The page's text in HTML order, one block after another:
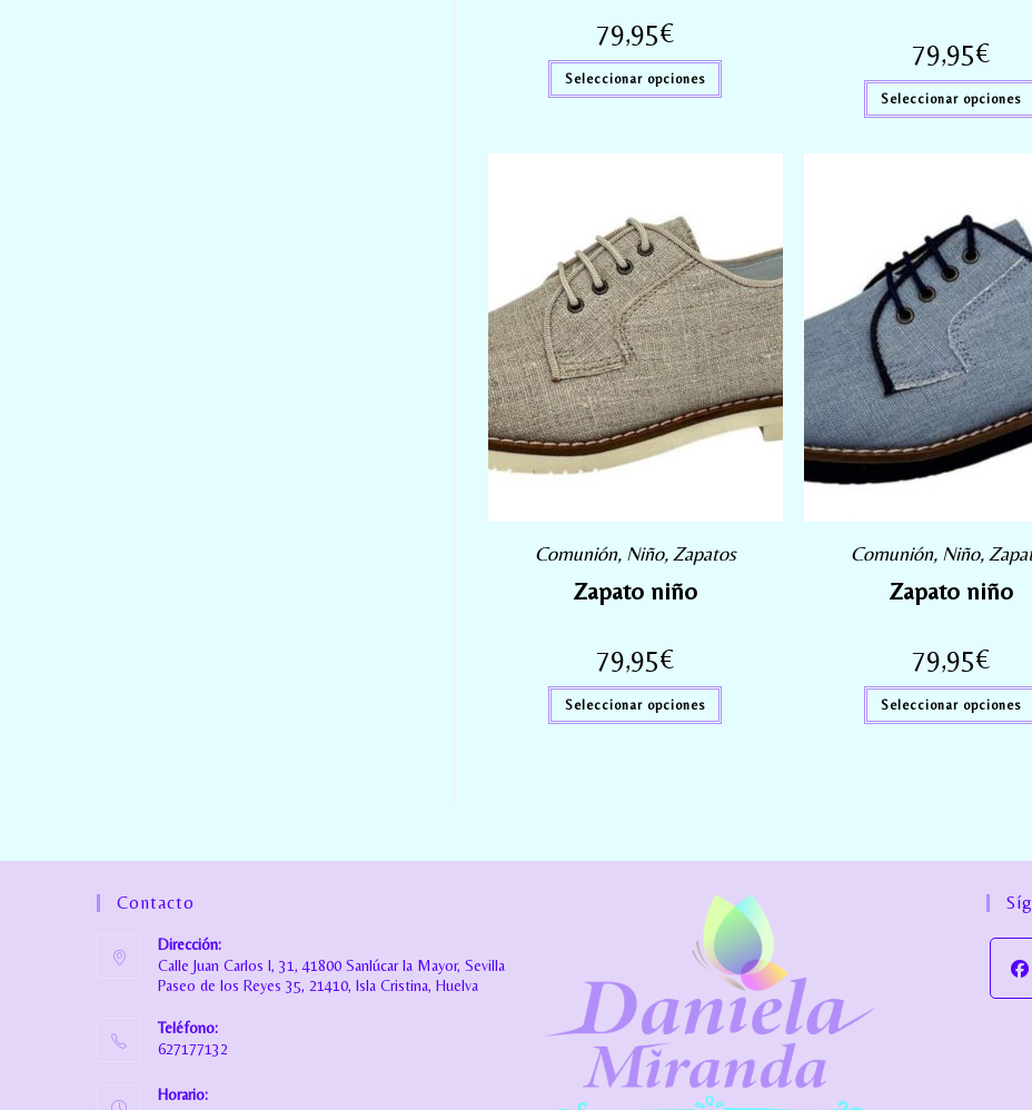
79,95€
Seleccionar opciones
79,95€
Seleccionar opciones
Comunión, Niño,Zapatos
Zapato niño
79,95€
Seleccionar opciones
Comunión, Niño,
Zapato niño
79,95€
Seleccionar opciones
Contacto
Dirección:
Calle Juan Carlos I, 31, 41800 Sanlúcar la Mayor, Sevilla
Paseo de los Reyes 35, 21410, Isla Cristina, Huelva
Teléfono:
627177132
Horario: